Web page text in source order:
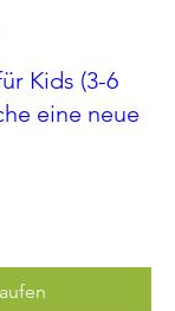
Kids (3-6
eine neue